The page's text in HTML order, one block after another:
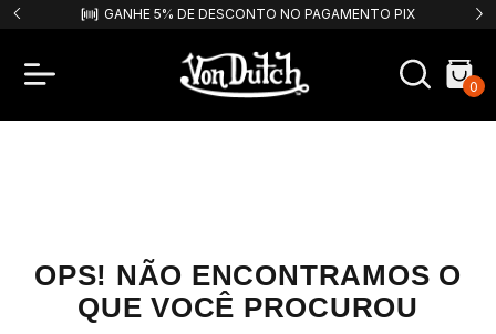
GANHE 5% DE DESCONTO NO PAGAMENTO PIX
0
OPS! NÃO ENCONTRAMOS O
QUE VOCÊ PROCUROU